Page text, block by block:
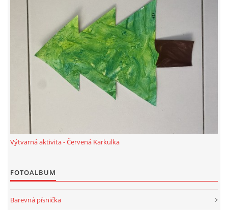
VZDĚLÁVACÍ BLOK BŘEZEN
VZDĚLÁVACÍ BLOK DUBEN
VÝTVARNÉ TECHNIKY
VÝTVARNÉ POMŮCKY
VÝTVARNÉ AKTIVITY - JARO
VÝTVARNÉ AKTIVITY - LÉTO
VÝTVARNÉ AKTIVITY - PODZIM
Výtvarná aktivita - Červená Karkulka
FOTOALBUM
Barevná písnička